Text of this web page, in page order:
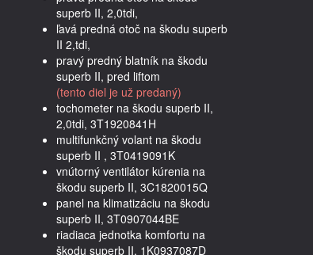
superb II, 2,0tdi,
ľavá predná otoč na škodu superb
II 2,tdi,
pravý predný blatník na škodu
superb II, pred liftom
(tento diel je už predaný)
tochometer na škodu superb II,
2,0tdi, 3T1920841H
multifunkčný volant na škodu
superb II , 3T0419091K
vnútorný ventilátor kúrenia na
škodu superb II, 3C1820015Q
panel na klimatizáciu na škodu
superb II, 3T0907044BE
riadiaca jednotka komfortu na
škodu superb II, 1K0937087D